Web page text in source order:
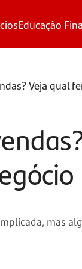
Educação
Veja qual
mas